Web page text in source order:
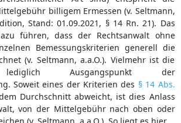
billigem Ermessen (v. Seltmann,
Stand: 01.09.2021, § 14 Rn. 21). Das
führen, dass der Rechtsanwalt ohne
Bemessungskriterien generell die
(v. Seltmann, a.a.O.). Vielmehr ist die
lediglich Ausgangspunkt der
Soweit eines der Kriterien des § 14 Abs.
Durchschnitt abweicht, ist dies Anlass
von der Mittelgebühr nach oben oder
(v. Seltmann, a.a.O.). So liegt es hier.